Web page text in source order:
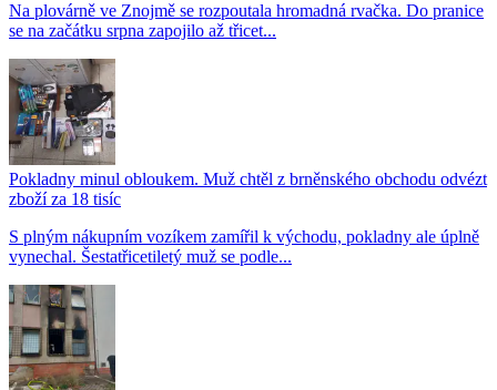
Na plovárně ve Znojmě se rozpoutala hromadná rvačka. Do pranice
se na začátku srpna zapojilo až třicet...
Pokladny minul obloukem. Muž chtěl z brněnského obchodu odvézt
zboží za 18 tisíc
S plným nákupním vozíkem zamířil k východu, pokladny ale úplně
vynechal. Šestatřicetiletý muž se podle...